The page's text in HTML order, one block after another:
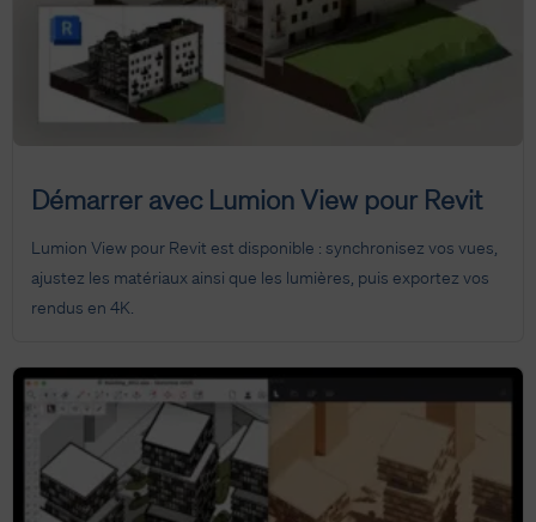
Démarrer avec Lumion View pour Revit
Lumion View pour Revit est disponible : synchronisez vos vues,
ajustez les matériaux ainsi que les lumières, puis exportez vos
rendus en 4K.